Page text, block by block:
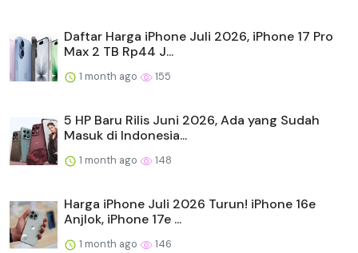
Daftar Harga iPhone Juli 2026, iPhone 17 Pro
Max 2 TB Rp44 J...
1 month ago 155
5 HP Baru Rilis Juni 2026, Ada yang Sudah
Masuk di Indonesia...
1 month ago 148
Harga iPhone Juli 2026 Turun! iPhone 16e
Anjlok, iPhone 17e ...
1 month ago 146